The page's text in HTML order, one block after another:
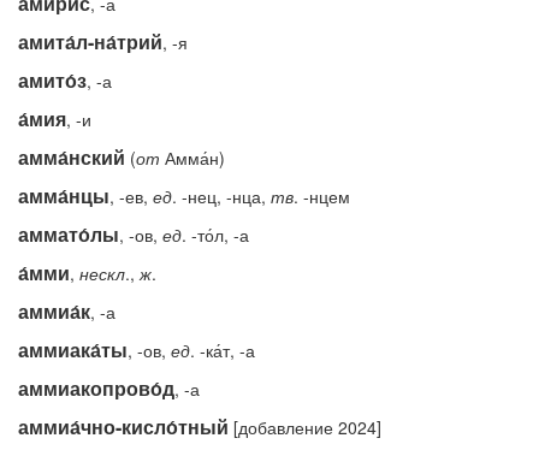
амита́л-на́трий, -я
амито́з, -а
а́мия, -и
амма́нский (от Амма́н)
амма́нцы, -ев, ед. -нец, -нца, тв. -нцем
аммато́лы, -ов, ед. -то́л, -а
а́мми, нескл.,ж.
аммиа́к, -а
аммиака́ты, -ов, ед. -ка́т, -а
аммиакопрово́д, -а
аммиа́чно-кисло́тный [добавление 2024]